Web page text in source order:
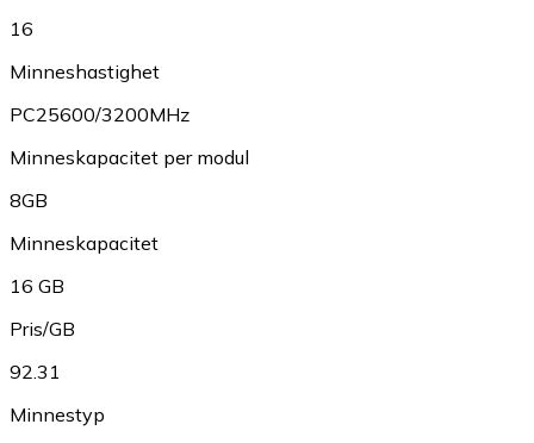
16
Minneshastighet
PC25600/3200MHz
Minneskapacitet per modul
8GB
Minneskapacitet
16 GB
Pris/GB
92.31
Minnestyp